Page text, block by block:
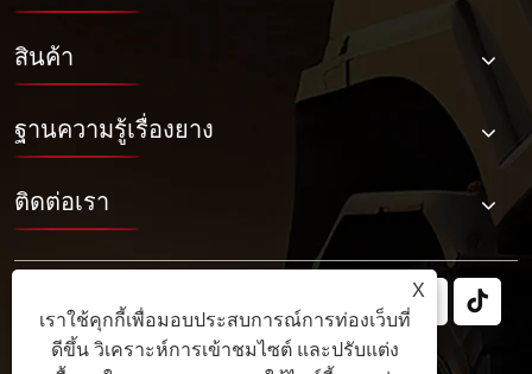
สินค้า
ฐานความรู้เรื่องยาง
ติดต่อเรา
X
เราใช้คุกกี้เพื่อมอบประสบการณ์การท่องเว็บที่
ดีขึ้น วิเคราะห์การเข้าชมไซต์ และปรับแต่ง